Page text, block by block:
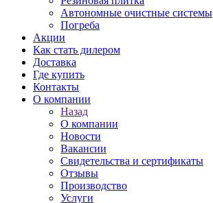
Автономные очистные системы
Погреба
Акции
Как стать дилером
Доставка
Где купить
Контакты
О компании
Назад
О компании
Новости
Вакансии
Свидетельства и сертификаты
Отзывы
Производство
Услуги